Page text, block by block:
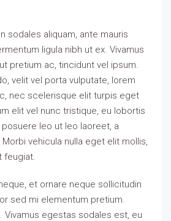
sodales aliquam, ante mauris
ligula nibh ut ex. Vivamus
pretium ac, tincidunt vel ipsum.
velit vel porta vulputate, lorem
nec scelerisque elit turpis eget
elit vel nunc tristique, eu lobortis
leo ut leo laoreet, a
vehicula nulla eget elit mollis,
feugiat.
et ornare neque sollicitudin
sed mi elementum pretium.
Vivamus egestas sodales est, eu